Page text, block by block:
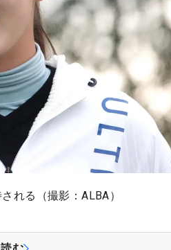
れる（撮影：ALBA）